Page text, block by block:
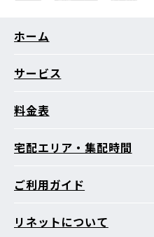
ホーム
サービス
料金表
宅配エリア・集配時間
ご利用ガイド
リネットについて